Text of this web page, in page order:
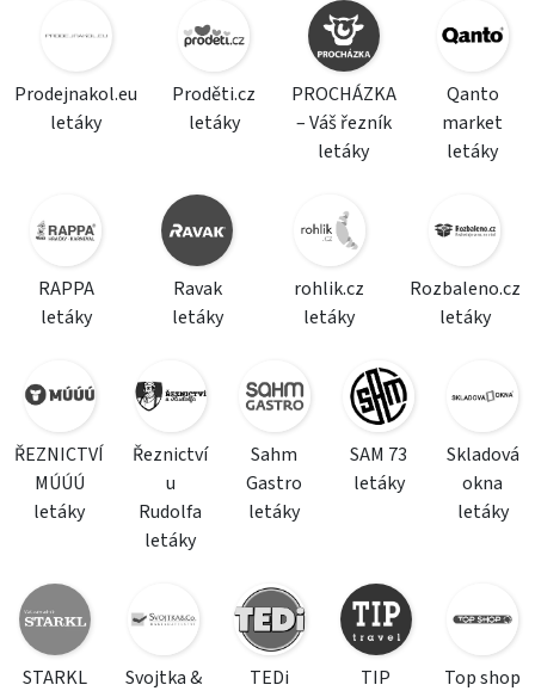
Prodejnakol.eu
letáky
Proděti.cz
letáky
PROCHÁZKA
– Váš řezník
letáky
Qanto
market
letáky
RAPPA
letáky
Ravak
letáky
rohlik.cz
letáky
Rozbaleno.cz
letáky
ŘEZNICTVÍ
MÚÚÚ
letáky
Řeznictví
u
Rudolfa
letáky
Sahm
Gastro
letáky
SAM 73
letáky
Skladová
okna
letáky
STARKL
Svojtka &
TEDi
TIP
Top shop